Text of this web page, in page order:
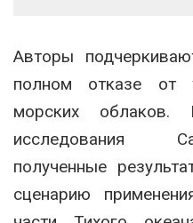
Авторы
полном отказе от
морских облаков.
исследования
полученные
сценарию